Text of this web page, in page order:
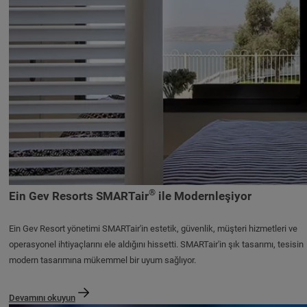
Ein Gev Resorts SMARTair®ile Modernleşiyor
Ein Gev Resort yönetimi SMARTair'in estetik, güvenlik, müşteri hizmetleri ve
operasyonel ihtiyaçlarını ele aldığını hissetti. SMARTair'in şık tasarımı, tesisin
modern tasarımına mükemmel bir uyum sağlıyor.
Devamını okuyun